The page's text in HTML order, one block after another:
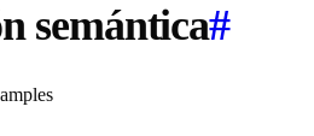
semántica#